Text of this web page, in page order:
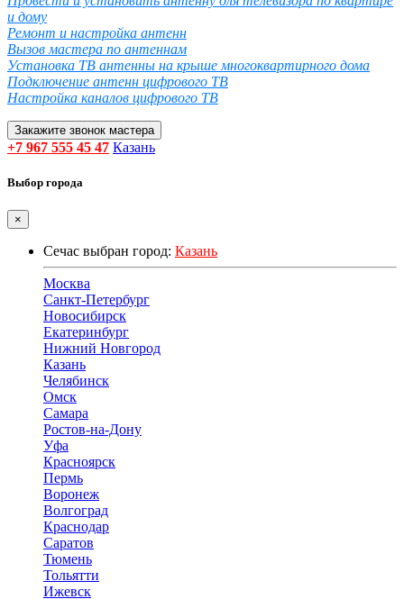
и дому
Ремонт и настройка антенн
Вызов мастера по антеннам
Установка ТВ антенны на крыше многоквартирного дома
Подключение антенн цифрового ТВ
Настройка каналов цифрового ТВ
Закажите звонок мастера
+7 967 555 45 47 Казань
Выбор города
×
Сечас выбран город: Казань
Москва
Санкт-Петербург
Новосибирск
Екатеринбург
Нижний Новгород
Казань
Челябинск
Омск
Самара
Ростов-на-Дону
Уфа
Красноярск
Пермь
Воронеж
Волгоград
Краснодар
Саратов
Тюмень
Тольятти
Ижевск